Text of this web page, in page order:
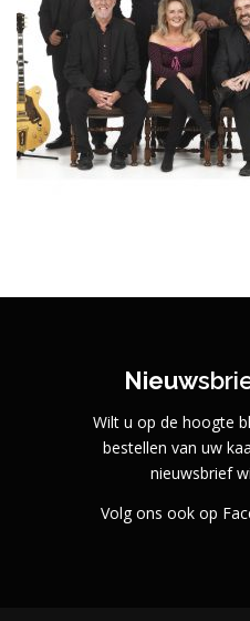
Nieuw
Wilt u op de hoogte
bestellen van uw
nieuwsbrief
Volg ons ook op